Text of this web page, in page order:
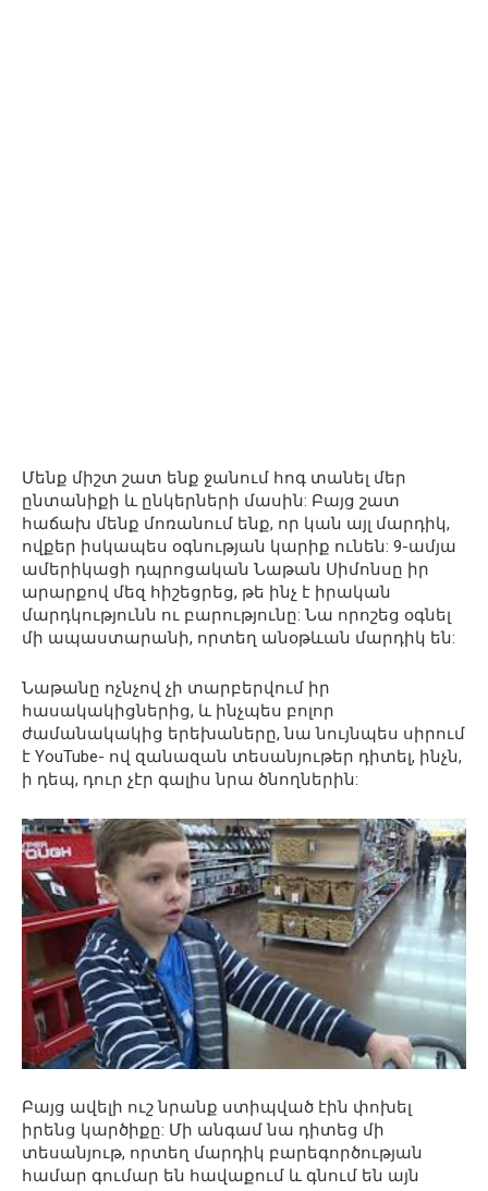
Մենք միշտ շատ ենք ջանում հոգ տանել մեր
ընտանիքի և ընկերների մասին: Բայց շատ
հաճախ մենք մոռանում ենք, որ կան այլ մարդիկ,
ովքեր իսկապես օգնության կարիք ունեն: 9-ամյա
ամերիկացի դպրոցական Նաթան Սիմոնսը իր
արարքով մեզ հիշեցրեց, թե ինչ է իրական
մարդկությունն ու բարությունը: Նա որոշեց օգնել
մի ապաստարանի, որտեղ անօթևան մարդիկ են:
Նաթանը ոչնչով չի տարբերվում իր
հասակակիցներից, և ինչպես բոլոր
ժամանակակից երեխաները, նա նույնպես սիրում
է YouTube- ով զանազան տեսանյութեր դիտել, ինչն,
ի դեպ, դուր չէր գալիս նրա ծնողներին:
Բայց ավելի ուշ նրանք ստիպված էին փոխել
իրենց կարծիքը: Մի անգամ նա դիտեց մի
տեսանյութ, որտեղ մարդիկ բարեգործության
համար գումար են հավաքում և գնում են այն